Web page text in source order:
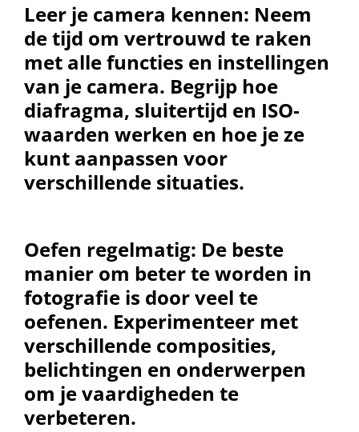
Leer je camera kennen: Neem
de tijd om vertrouwd te raken
met alle functies en instellingen
van je camera. Begrijp hoe
diafragma, sluitertijd en ISO-
waarden werken en hoe je ze
kunt aanpassen voor
verschillende situaties.
Oefen regelmatig: De beste
manier om beter te worden in
fotografie is door veel te
oefenen. Experimenteer met
verschillende composities,
belichtingen en onderwerpen
om je vaardigheden te
verbeteren.